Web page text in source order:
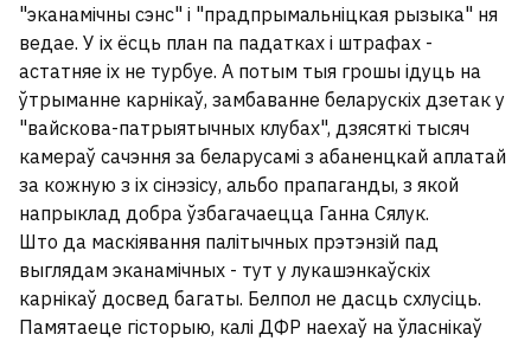
"эканамічны сэнс" і "прадпрымальніцкая рызыка" ня
ведае. У іх ёсць план па падатках і штрафах -
астатняе іх не турбуе. А потым тыя грошы ідуць на
ўтрыманне карнікаў, замбаванне беларускіх дзетак у
"вайскова-патрыятычных клубах", дзясяткі тысяч
камераў сачэння за беларусамі з абаненцкай аплатай
за кожную з іх сінэзісу, альбо прапаганды, з якой
напрыклад добра ўзбагачаецца Ганна Сялук.
Што да маскіявання палітычных прэтэнзій пад
выглядам эканамічных - тут у лукашэнкаўскіх
карнікаў досвед багаты. Белпол не дасць схлусіць.
Памятаеце гісторыю, калі ДФР наехаў на ўласнікаў